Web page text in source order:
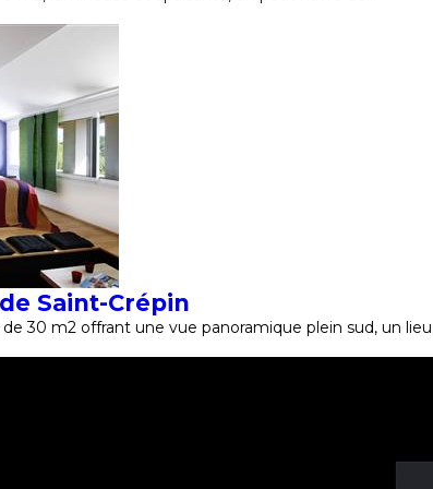
Saint-Crépin
30 m2 offrant une vue panoramique plein sud, un